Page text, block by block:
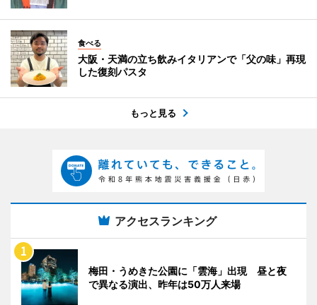
食べる
大阪・天満の立ち飲みイタリアンで「父の味」再現
した復刻パスタ
もっと見る
アクセスランキング
梅田・うめきた公園に「雲海」出現 昼と夜
で異なる演出、昨年は50万人来場